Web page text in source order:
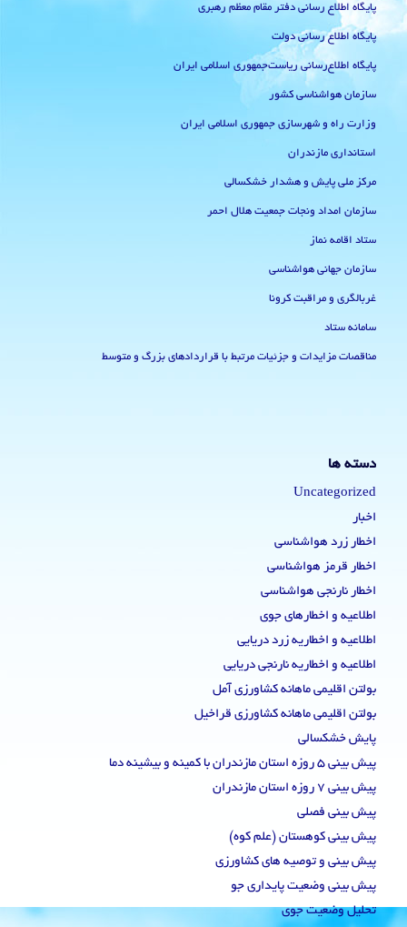
پایگاه اطلاع رسانی دفتر مقام معظم رهبری
پایگاه اطلاع رسانی دولت
پایگاه اطلاع‌رسانی ریاست‌جمهوری اسلامی ایران
سازمان هواشناسی کشور
وزارت راه و شهرسازی جمهوری اسلامی ایران
استانداری مازندران
مرکز ملی پایش و هشدار خشکسالی
سازمان امداد ونجات جمعیت هلال احمر
ستاد اقامه نماز
سازمان جهانی هواشناسی
غربالگری و مراقبت کرونا
سامانه ستاد
مناقصات مزایدات و جزئیات مرتبط با قراردادهای بزرگ و متوسط
دسته ها
Uncategorized
اخبار
اخطار زرد هواشناسی
اخطار قرمز هواشناسی
اخطار نارنجی هواشناسی
اطلاعیه و اخطارهای جوی
اطلاعیه و اخطاریه زرد دریایی
اطلاعیه و اخطاریه نارنجی دریایی
بولتن اقلیمی ماهانه کشاورزی آمل
بولتن اقلیمی ماهانه کشاورزی قراخیل
پایش خشکسالی
پیش بینی 5 روزه استان مازندران با کمینه و بیشینه دما
پیش بینی 7 روزه استان مازندران
پیش بینی فصلی
پیش بینی کوهستان (علم کوه)
پیش بینی و توصیه های کشاورزی
پیش بینی وضعیت پایداری جو
تحلیل وضعیت جوی